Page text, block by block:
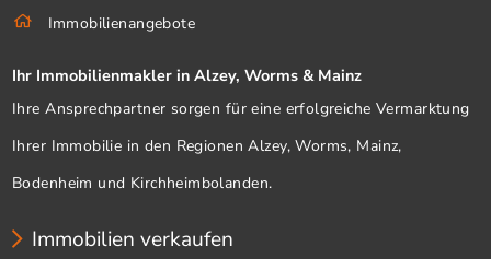
Immobilienangebote
Ihr Immobilienmakler in Alzey, Worms & Mainz
Ihre Ansprechpartner sorgen für eine erfolgreiche Vermarktung
Ihrer Immobilie in den Regionen Alzey, Worms, Mainz,
Bodenheim und Kirchheimbolanden.
Immobilien verkaufen